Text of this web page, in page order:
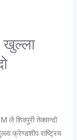
खुल्ला
ले शिवपुरी तेक्वान्दो
फ्रेण्डशीप राष्ट्रिय